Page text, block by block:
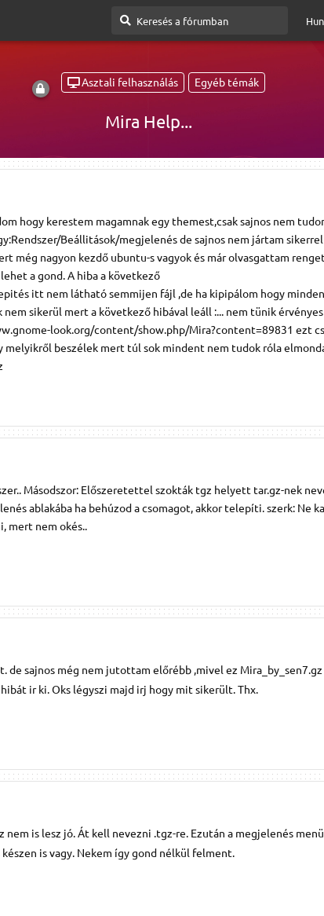
Asztali felhasználás Egyéb témák
Mira Help...
hogy kerestem magamnak egy themest,csak sajnos nem
Beállitások/megjelenés de sajnos nem jártam sikerrel
még nagyon kezdő ubuntu-s vagyok és már olvasgattam
a gond. A hiba a következő
itt nem látható semmijen fájl ,de ha kipipálom hogy
sikerül mert a következő hibával leáll :... nem tünik
look.org/content/show.php/Mira?content=89831 ezt
melyikről beszélek mert túl sok mindent nem tudok róla
Másodszor: Előszeretettel szokták tgz helyett tar.gz-nek
ablakába ha behúzod a csomagot, akkor telepíti. szerk: Ne
mert nem okés..
de sajnos még nem jutottam előrébb ,mivel ez
ir ki. Oks légyszi majd irj hogy mit sikerült. Thx.
nem is lesz jó. Át kell nevezni .tgz-re. Ezután a megjelenés
is vagy. Nekem így gond nélkül felment.